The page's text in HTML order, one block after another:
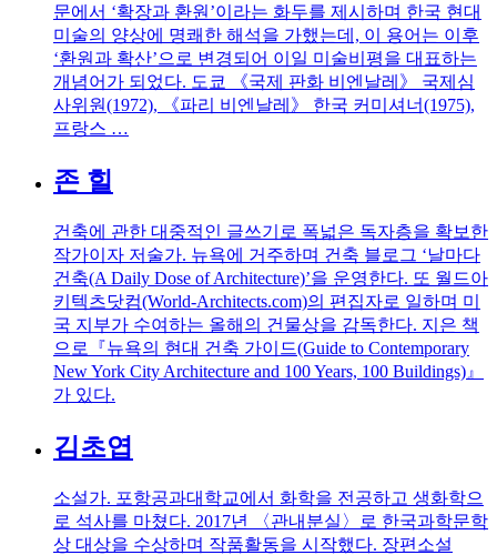
문에서 ‘확장과 환원’이라는 화두를 제시하며 한국 현대
미술의 양상에 명쾌한 해석을 가했는데, 이 용어는 이후
‘환원과 확산’으로 변경되어 이일 미술비평을 대표하는
개념어가 되었다. 도쿄 《국제 판화 비엔날레》 국제심
사위원(1972), 《파리 비엔날레》 한국 커미셔너(1975),
프랑스 …
존 힐
건축에 관한 대중적인 글쓰기로 폭넓은 독자층을 확보한
작가이자 저술가. 뉴욕에 거주하며 건축 블로그 ‘날마다
건축(A Daily Dose of Architecture)’을 운영한다. 또 월드아
키텍츠닷컴(World-Architects.com)의 편집자로 일하며 미
국 지부가 수여하는 올해의 건물상을 감독한다. 지은 책
으로『뉴욕의 현대 건축 가이드(Guide to Contemporary
New York City Architecture and 100 Years, 100 Buildings)』
가 있다.
김초엽
소설가. 포항공과대학교에서 화학을 전공하고 생화학으
로 석사를 마쳤다. 2017년 〈관내분실〉로 한국과학문학
상 대상을 수상하며 작품활동을 시작했다. 장편소설